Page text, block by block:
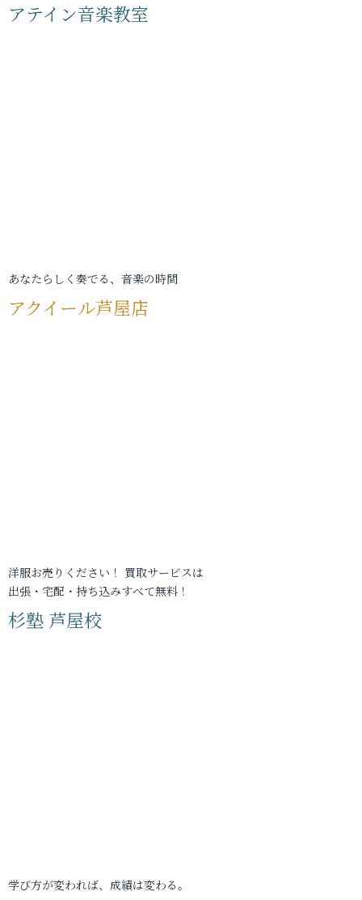
アテイン音楽教室
あなたらしく奏でる、音楽の時間
アクイール芦屋店
洋服お売りください！ 買取サービスは
出張・宅配・持ち込みすべて無料！
杉塾 芦屋校
学び方が変われば、成績は変わる。